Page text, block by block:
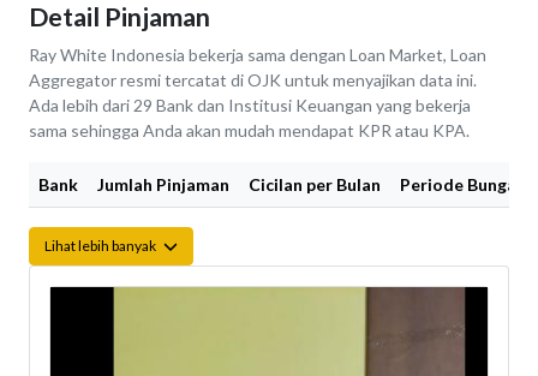
Detail Pinjaman
Ray White Indonesia bekerja sama dengan Loan Market, Loan
Aggregator resmi tercatat di OJK untuk menyajikan data ini.
Ada lebih dari 29 Bank dan Institusi Keuangan yang bekerja
sama sehingga Anda akan mudah mendapat KPR atau KPA.
Bank Jumlah Pinjaman Cicilan per Bulan Periode Bunga
Lihat lebih banyak